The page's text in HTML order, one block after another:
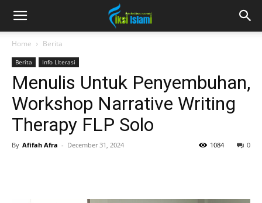
fiksiislami.com
Home Berita
Berita Info LIterasi
Menulis Untuk Penyembuhan,
Workshop Narrative Writing
Therapy FLP Solo
By Afifah Afra - December 31, 2024 0
1084